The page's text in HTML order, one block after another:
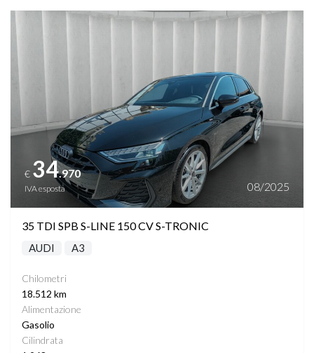
Vedi dettagli
€ 34.970
IVA esposta 08/2025
35 TDI SPB S-LINE 150 CV S-TRONIC
AUDI A3
Chilometri
18.512 km
Alimentazione
Gasolio
Cilindrata